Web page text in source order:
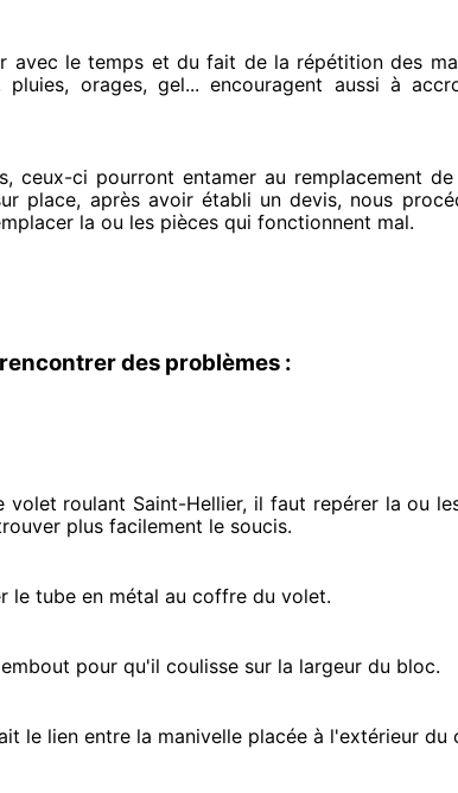
avec le temps et du fait de la répétition des
orages, gel... encouragent aussi à
, ceux-ci pourront entamer au remplacement
place, après avoir établi un devis, nous
la ou les pièces qui fonctionnent mal.
des problèmes :
volet roulant Saint-Hellier, il faut repérerla ou
plus facilement le soucis.
le tube en métal au coffre du volet.
pour qu'il coulisse sur la largeur du bloc.
le lien entre la manivelle placée à l'extérieur du